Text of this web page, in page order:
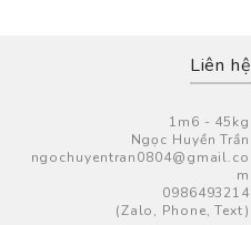
Liên hệ
1m6 - 45kg
Ngọc Huyền Trần
ngochuyentran0804@gmail.co
m
0986493214
(Zalo, Phone, Text)